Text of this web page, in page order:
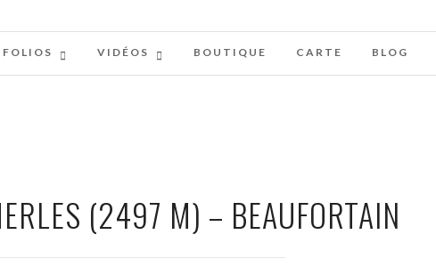
VIDÉOS BOUTIQUE CARTE BLOG
(2497 M) – BEAUFORTAIN